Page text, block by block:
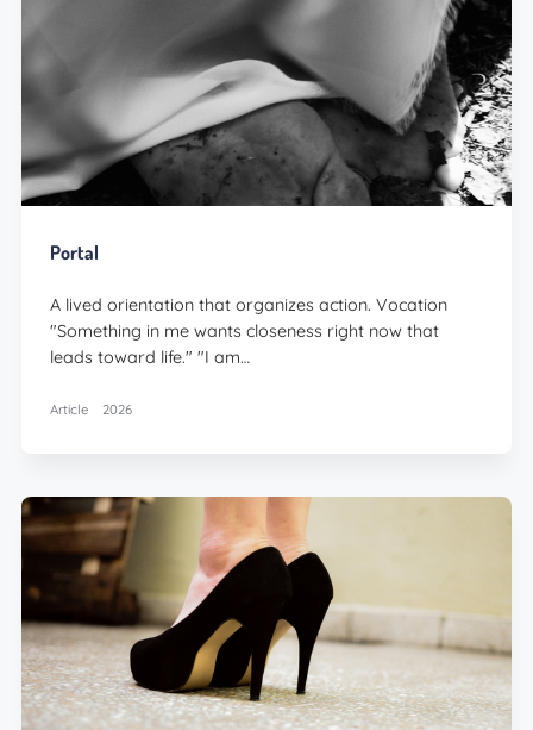
Portal
A lived orientation that organizes action. Vocation
"Something in me wants closeness right now that
leads toward life." "I am…
Article 2026